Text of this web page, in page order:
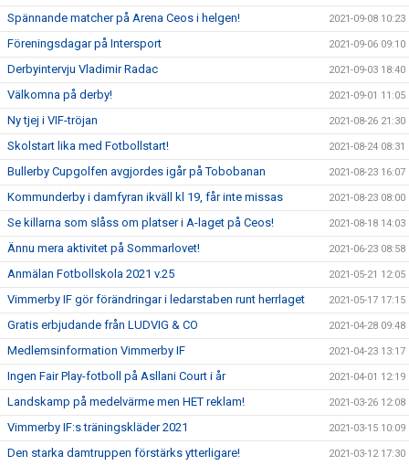
Spännande matcher på Arena Ceos i helgen! 2021-09-08 10:23
Föreningsdagar på Intersport 2021-09-06 09:10
Derbyintervju Vladimir Radac 2021-09-03 18:40
Välkomna på derby! 2021-09-01 11:05
Ny tjej i VIF-tröjan 2021-08-26 21:30
Skolstart lika med Fotbollstart! 2021-08-24 08:31
Bullerby Cupgolfen avgjordes igår på Tobobanan 2021-08-23 16:07
Kommunderby i damfyran ikväll kl 19, får inte missas 2021-08-23 08:00
Se killarna som slåss om platser i A-laget på Ceos! 2021-08-18 14:03
Ännu mera aktivitet på Sommarlovet! 2021-06-23 08:58
Anmälan Fotbollskola 2021 v.25 2021-05-21 12:05
Vimmerby IF gör förändringar i ledarstaben runt herrlaget 2021-05-17 17:15
Gratis erbjudande från LUDVIG & CO 2021-04-28 09:48
Medlemsinformation Vimmerby IF 2021-04-23 13:17
Ingen Fair Play-fotboll på Asllani Court i år 2021-04-01 12:19
Landskamp på medelvärme men HET reklam! 2021-03-26 12:08
Vimmerby IF:s träningskläder 2021 2021-03-15 10:09
Den starka damtruppen förstärks ytterligare! 2021-03-12 17:30